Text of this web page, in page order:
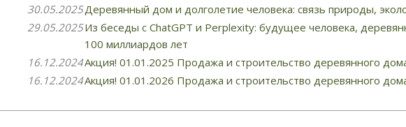
30.05.2025Деревянный дом и долголетие человека: связь природы,
29.05.2025Из беседы с ChatGPT и Perplexity: будущее человека,
100 миллиардов лет
16.12.2024Акция! 01.01.2025 Продажа и строительство деревянного
16.12.2024Акция! 01.01.2026 Продажа и строительство деревянного